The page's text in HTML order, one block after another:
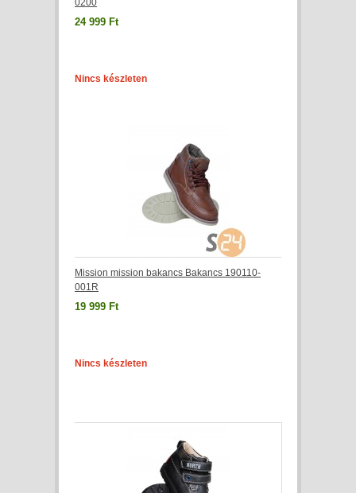
0200
24 999 Ft
Nincs készleten
Mission mission bakancs Bakancs 190110-
001R
19 999 Ft
Nincs készleten